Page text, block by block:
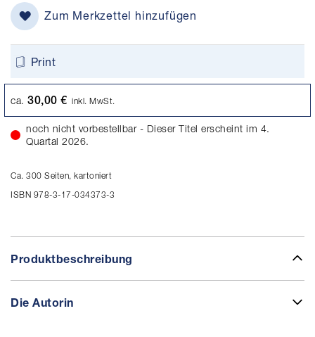
Zum Merkzettel hinzufügen
Print
ca. 30,00 € inkl. MwSt.
noch nicht vorbestellbar - Dieser Titel erscheint im 4.
Quartal 2026.
Ca. 300 Seiten, kartoniert
ISBN 978-3-17-034373-3
Produktbeschreibung
Die Autorin